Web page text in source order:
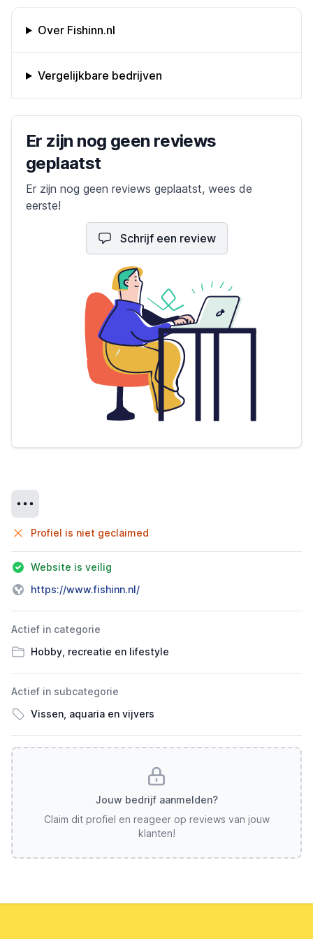
Omschrijving bedrijf
Over Fishinn.nl
Vergelijkbare bedrijven
Bedrijfs reviews
Er zijn nog geen reviews
geplaatst
Er zijn nog geen reviews geplaatst, wees de
eerste!
Schrijf een review
Profiel is niet geclaimed
Website is veilig
https://www.fishinn.nl/
Actief in categorie
Hobby, recreatie en lifestyle
Actief in subcategorie
Vissen, aquaria en vijvers
Jouw bedrijf aanmelden?
Claim dit profiel en reageer op reviews van jouw
klanten!